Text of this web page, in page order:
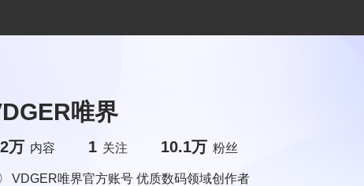
唯界
万 内容 1 关注 10.1万 粉丝
VDGER唯界官方账号 优质数码领域创作者